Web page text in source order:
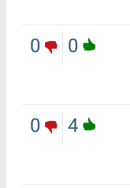
0
0
4
0